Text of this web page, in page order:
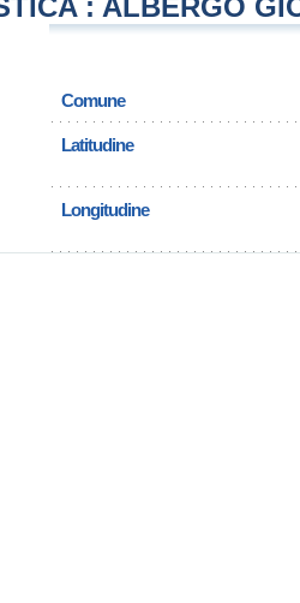
: ALBERGO
Comune
Latitudine
Longitudine